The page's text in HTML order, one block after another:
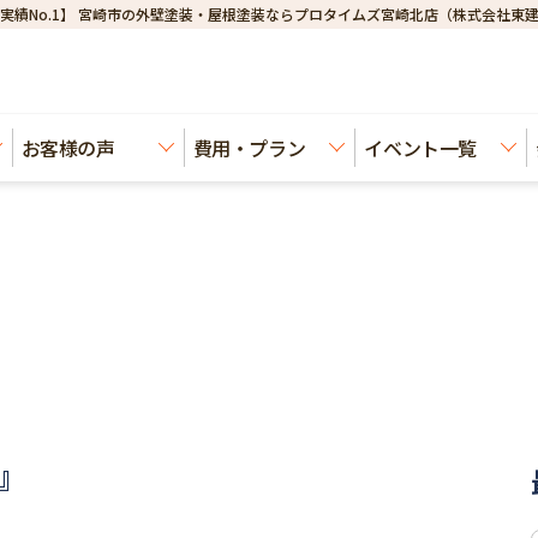
実績No.1】 宮崎市の外壁塗装・屋根塗装ならプロタイムズ宮崎北店（株式会社東
お客様の声 費用・プラン イベント一覧